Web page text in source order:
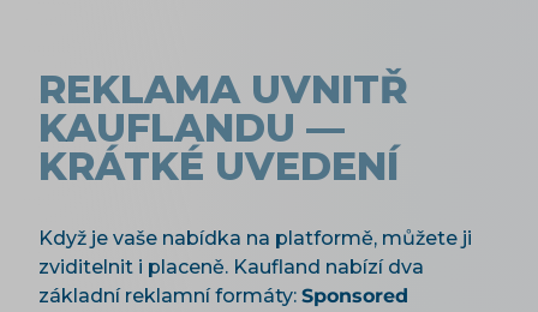
REKLAMA UVNITŘ
KAUFLANDU —
KRÁTKÉ UVEDENÍ
Když je vaše nabídka na platformě, můžete ji
zviditelnit i placeně. Kaufland nabízí dva
základní reklamní formáty: Sponsored